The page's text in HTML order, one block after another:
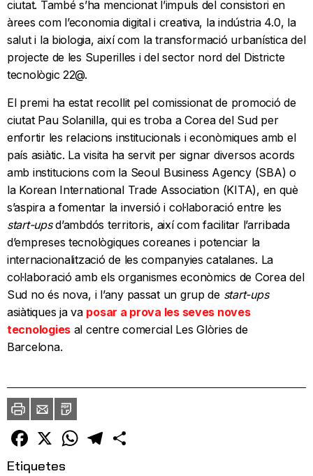
ciutat. També s’ha mencionat l’impuls del consistori en
àrees com l’economia digital i creativa, la indústria 4.0, la
salut i la biologia, així com la transformació urbanística del
projecte de les Superilles i del sector nord del Districte
tecnològic 22@.
El premi ha estat recollit pel comissionat de promoció de
ciutat Pau Solanilla, qui es troba a Corea del Sud per
enfortir les relacions institucionals i econòmiques amb el
país asiàtic. La visita ha servit per signar diversos acords
amb institucions com la Seoul Business Agency (SBA) o
la Korean International Trade Association (KITA), en què
s’aspira a fomentar la inversió i col·laboració entre les
start-upsd’ambdós territoris, així com facilitar l’arribada
d’empreses tecnològiques coreanes i potenciar la
internacionalització de les companyies catalanes. La
col·laboració amb els organismes econòmics de Corea del
Sud no és nova, i l’any passat un grup de start-ups
asiàtiques ja va posar a prova les seves noves
tecnologies al centre comercial Les Glòries de
Barcelona.
ImprimirEnvia
un
amic
PDF
Facebook
X WhatsAppTelegram
Etiquetes